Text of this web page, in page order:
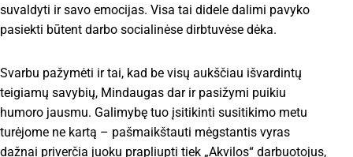
suvaldyti ir savo emocijas. Visa tai didele dalimi pavyko
pasiekti būtent darbo socialinėse dirbtuvėse dėka.
Svarbu pažymėti ir tai, kad be visų aukščiau išvardintų
teigiamų savybių, Mindaugas dar ir pasižymi puikiu
humoro jausmu. Galimybę tuo įsitikinti susitikimo metu
turėjome ne kartą – pašmaikštauti mėgstantis vyras
dažnai priverčia juoku prapliupti tiek „Akvilos“ darbuotojus,